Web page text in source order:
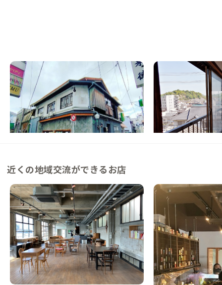
尾道E邸
広島県 ゲストハウス
【駅徒歩20分】アート×遊郭建築を体験で
きる宿
この家からの距離 0km
尾道B邸
広島県 その他
【駅徒歩4分】シェア
渡せる家
この家からの距離 1km
近くの地域交流ができるお店